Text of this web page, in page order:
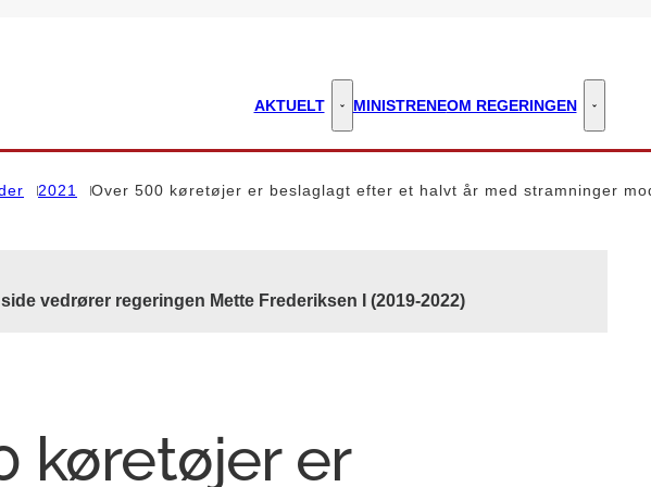
AKTUELT Aktuelt - Flere links
MINISTRENEOM REGERINGEN Om
2021 Over 500 køretøjer er beslaglagt efter et halvt år med stramninger
vedrører regeringen Mette Frederiksen I (2019-2022)
køretøjer er